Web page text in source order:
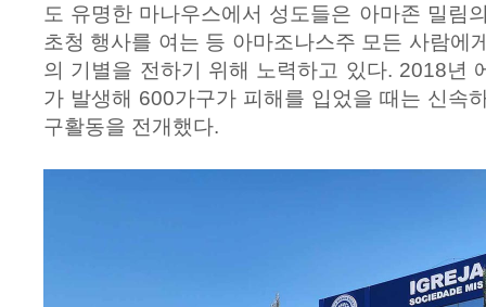
도 유명한 마나우스에서 성도들은 아마존 밀림
초청 행사를 여는 등 아마조나스주 모든 사람에
의 기별을 전하기 위해 노력하고 있다. 2018년
가 발생해 600가구가 피해를 입었을 때는 신속
구활동을 전개했다.